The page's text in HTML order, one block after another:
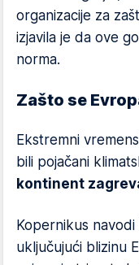
organizacije za
izjavila je da ove
norma.
Zašto se
Ekstremni
bili pojačani
kontinent
Kopernikus
uključujući blizinu